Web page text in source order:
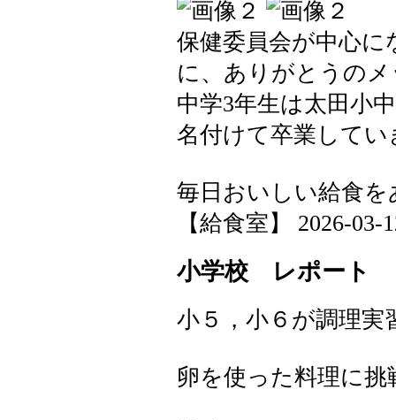
保健委員会が中心に
に、ありがとうの
中学3年生は太田小
名付けて卒業してい
毎日おいしい給食
【給食室】 2026-03-
小学校 レポート
小５，小６が調理実
卵を使った料理に